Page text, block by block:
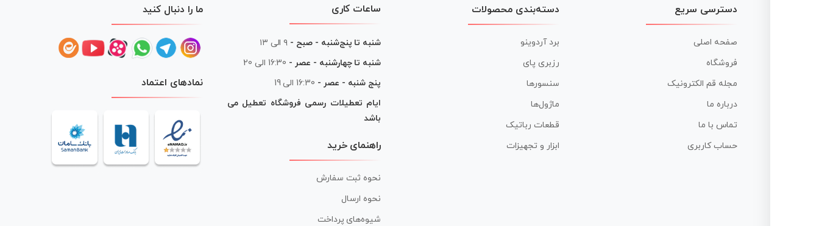
دسترسی سریع
صفحه اصلی
فروشگاه
مجله قم الکترونیک
درباره ما
تماس با ما
حساب کاربری
دسته‌بندی محصولات
برد آردوینو
رزبری پای
سنسورها
ماژول‌ها
قطعات رباتیک
ابزار و تجهیزات
ساعات کاری
شنبه تا پنج‌شنبه - صبح - ۹ الی ۱۳
شنبه تا چهارشنبه - عصر - 16:30 الی 20
پنج شنبه - عصر - 16:30 الی 19
ایام تعطیلات رسمی فروشگاه تعطیل می
باشد
راهنمای خرید
نحوه ثبت سفارش
نحوه ارسال
شیوه‌های پرداخت
ما را دنبال کنید
نمادهای اعتماد